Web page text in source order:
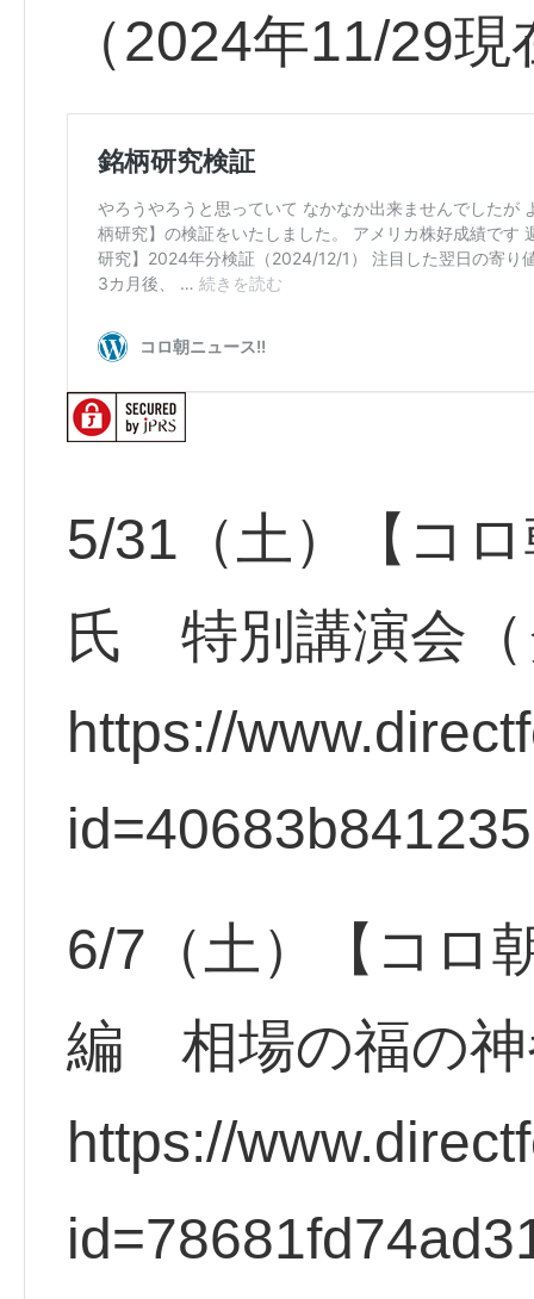
（2024年11/29現
5/31（土）【コ
氏 特別講演会（
https://
6/7（土）【コロ
編 相場の福の神
https://